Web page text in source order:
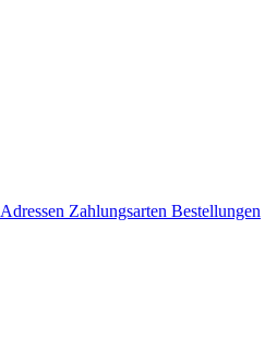
Adressen Zahlungsarten Bestellungen